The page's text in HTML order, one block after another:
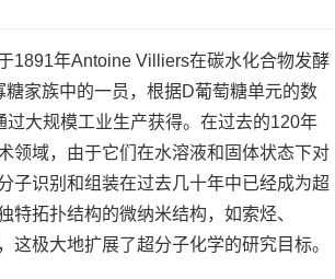
1891年Antoine Villiers在碳水化合物发酵
家族中的一员，根据D葡萄糖单元的数
大规模工业生产获得。在过去的120年
领域，由于它们在水溶液和固体状态下对
子识别和组装在过去几十年中已经成为超
拓扑结构的微纳米结构，如索烃、
这极大地扩展了超分子化学的研究目标。